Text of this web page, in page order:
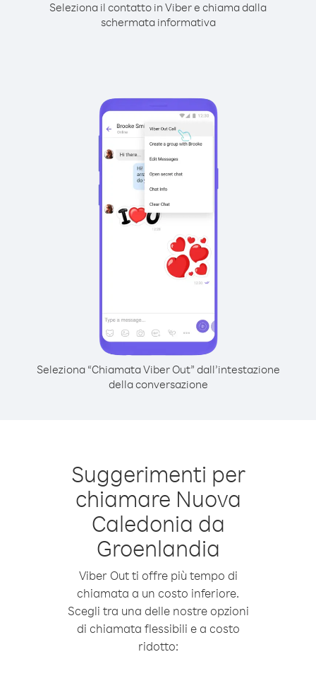
Seleziona il contatto in Viber e chiama dalla
schermata informativa
Seleziona “Chiamata Viber Out” dall’intestazione
della conversazione
Suggerimenti per
chiamare Nuova
Caledonia da
Groenlandia
Viber Out ti offre più tempo di
chiamata a un costo inferiore.
Scegli tra una delle nostre opzioni
di chiamata flessibili e a costo
ridotto: